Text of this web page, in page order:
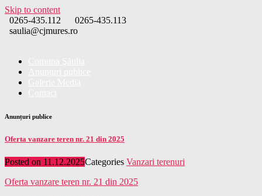
Skip to content
0265-435.112
0265-435.113
saulia@cjmures.ro
Anunțuri publice
Oferta vanzare teren nr. 21 din 2025
Posted on 11.12.2025Categories Vanzari terenuri
Oferta vanzare teren nr. 21 din 2025